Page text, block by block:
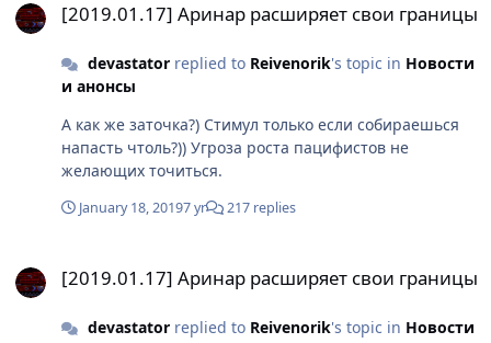
[2019.01.17] Аринар расширяет свои границы
devastatorreplied to Reivenorik's topic in Новости
и анонсы
А как же заточка?) Стимул только если собираешься
напасть чтоль?)) Угроза роста пацифистов не
желающих точиться.
January 18, 20197 yr 217 replies
[2019.01.17] Аринар расширяет свои границы
devastatorreplied to Reivenorik's topic in Новости